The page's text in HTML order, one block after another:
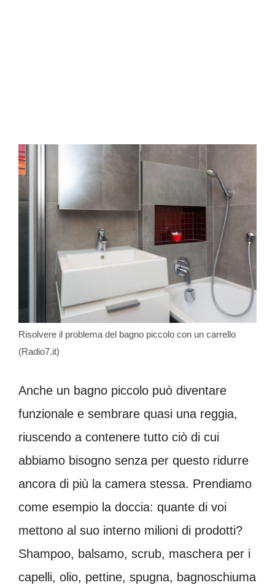
Risolvere il problema del bagno piccolo con un carrello
(Radio7.it)
Anche un bagno piccolo può diventare
funzionale e sembrare quasi una reggia,
riuscendo a contenere tutto ciò di cui
abbiamo bisogno senza per questo ridurre
ancora di più la camera stessa. Prendiamo
come esempio la doccia: quante di voi
mettono al suo interno milioni di prodotti?
Shampoo, balsamo, scrub, maschera per i
capelli, olio, pettine, spugna, bagnoschiuma